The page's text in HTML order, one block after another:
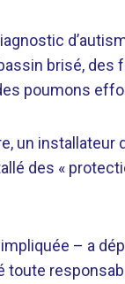
brisé, des
poumons
un installateur
des «
– a